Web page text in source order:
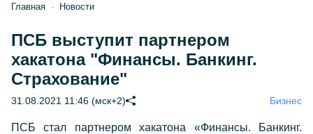
Главная Новости
ПСБ выступит партнером
хакатона "Финансы. Банкинг.
Страхование"
31.08.2021 11:46 (мск+2) Бизнес
ПСБ стал партнером хакатона «Финансы. Банкинг.